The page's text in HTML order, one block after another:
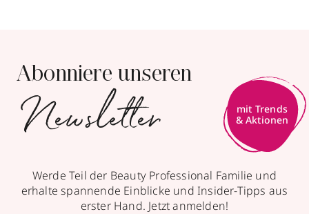
Abonniere unseren
Newsletter
mit Trends
& Aktionen
Werde Teil der Beauty Professional Familie und
erhalte spannende Einblicke und Insider-Tipps aus
erster Hand. Jetzt anmelden!